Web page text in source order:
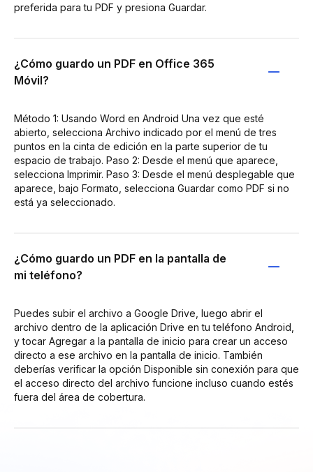
preferida para tu PDF y presiona Guardar.
¿Cómo guardo un PDF en Office 365
Móvil?
Método 1: Usando Word en Android Una vez que esté
abierto, selecciona Archivo indicado por el menú de tres
puntos en la cinta de edición en la parte superior de tu
espacio de trabajo. Paso 2: Desde el menú que aparece,
selecciona Imprimir. Paso 3: Desde el menú desplegable que
aparece, bajo Formato, selecciona Guardar como PDF si no
está ya seleccionado.
¿Cómo guardo un PDF en la pantalla de
mi teléfono?
Puedes subir el archivo a Google Drive, luego abrir el
archivo dentro de la aplicación Drive en tu teléfono Android,
y tocar Agregar a la pantalla de inicio para crear un acceso
directo a ese archivo en la pantalla de inicio. También
deberías verificar la opción Disponible sin conexión para que
el acceso directo del archivo funcione incluso cuando estés
fuera del área de cobertura.